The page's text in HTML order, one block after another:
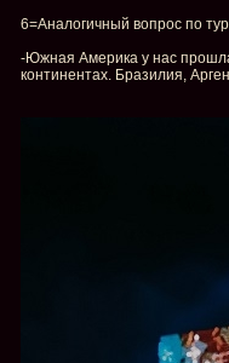
6=Аналогичный вопрос по
-Южная Америка у нас
континентах. Бразилия,